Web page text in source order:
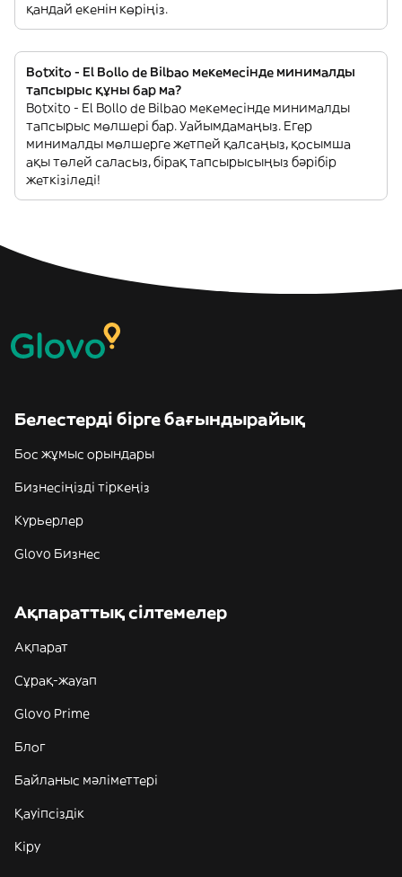
қандай екенін көріңіз.
Botxito - El Bollo de Bilbao мекемесінде минималды
тапсырыс құны бар ма?
Botxito - El Bollo de Bilbao мекемесінде минималды
тапсырыс мөлшері бар. Уайымдамаңыз. Егер
минималды мөлшерге жетпей қалсаңыз, қосымша
ақы төлей саласыз, бірақ тапсырысыңыз бәрібір
жеткізіледі!
Белестерді бірге бағындырайық
Бос жұмыс орындары
Бизнесіңізді тіркеңіз
Курьерлер
Glovo Бизнес
Ақпараттық сілтемелер
Ақпарат
Сұрақ-жауап
Glovo Prime
Блог
Байланыс мәліметтері
Қауіпсіздік
Кіру